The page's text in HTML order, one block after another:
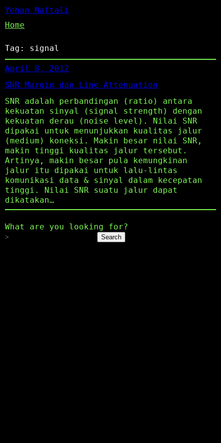
Yohan Naftali
Home
Tag: signal
April 8, 2012
SNR Margin dan Line Attenuation
SNR adalah perbandingan (ratio) antara
kekuatan sinyal (signal strength) dengan
kekuatan derau (noise level). Nilai SNR
dipakai untuk menunjukkan kualitas jalur
(medium) koneksi. Makin besar nilai SNR,
makin tinggi kualitas jalur tersebut.
Artinya, makin besar pula kemungkinan
jalur itu dipakai untuk lalu-lintas
komunikasi data & sinyal dalam kecepatan
tinggi. Nilai SNR suatu jalur dapat
dikatakan…
What are you looking for?
Search